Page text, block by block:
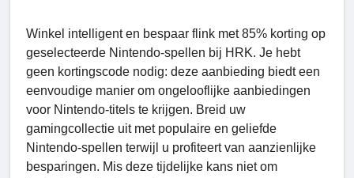
Winkel intelligent en bespaar flink met 85% korting op
geselecteerde Nintendo-spellen bij HRK. Je hebt
geen kortingscode nodig: deze aanbieding biedt een
eenvoudige manier om ongelooflijke aanbiedingen
voor Nintendo-titels te krijgen. Breid uw
gamingcollectie uit met populaire en geliefde
Nintendo-spellen terwijl u profiteert van aanzienlijke
besparingen. Mis deze tijdelijke kans niet om